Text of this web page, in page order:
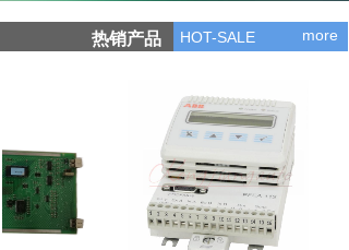
more
热销产品 HOT-SALE